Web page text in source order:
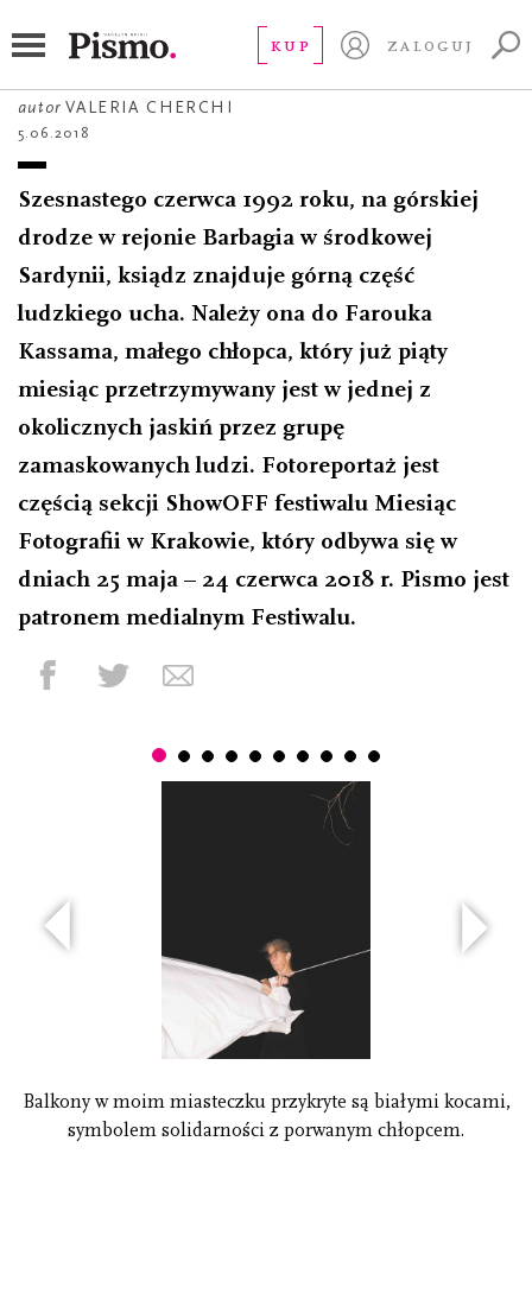
KUP ZALOGUJ
Kto z was zabił Luisę
autor VALERIA CHERCHI
5.06.2018
Szesnastego czerwca 1992 roku, na górskiej
drodze w rejonie Barbagia w środkowej
Sardynii, ksiądz znajduje górną część
ludzkiego ucha. Należy ona do Farouka
Kassama, małego chłopca, który już piąty
miesiąc przetrzymywany jest w jednej z
okolicznych jaskiń przez grupę
zamaskowanych ludzi. Fotoreportaż jest
częścią sekcji ShowOFF festiwalu Miesiąc
Fotografii w Krakowie, który odbywa się w
dniach 25 maja – 24 czerwca 2018 r. Pismo jest
patronem medialnym Festiwalu.
Balkony w moim miasteczku przykryte są białymi kocami,
symbolem solidarności z porwanym chłopcem.
◥
Poprzedni
◥